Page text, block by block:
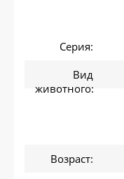
Серия:
Вид
животного:
Возраст: